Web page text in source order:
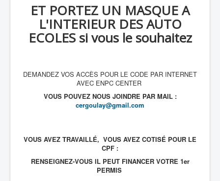
ET PORTEZ UN MASQUE A
L'INTERIEUR DES AUTO
ECOLES si vous le souhaitez
DEMANDEZ VOS ACCÈS POUR LE CODE PAR INTERNET
AVEC ENPC CENTER
VOUS POUVEZ NOUS JOINDRE PAR MAIL :
cergoulay@gmail.com
VOUS AVEZ TRAVAILLÉ, VOUS AVEZ COTISÉ POUR LE
CPF :
RENSEIGNEZ-VOUS IL PEUT FINANCER VOTRE 1er
PERMIS